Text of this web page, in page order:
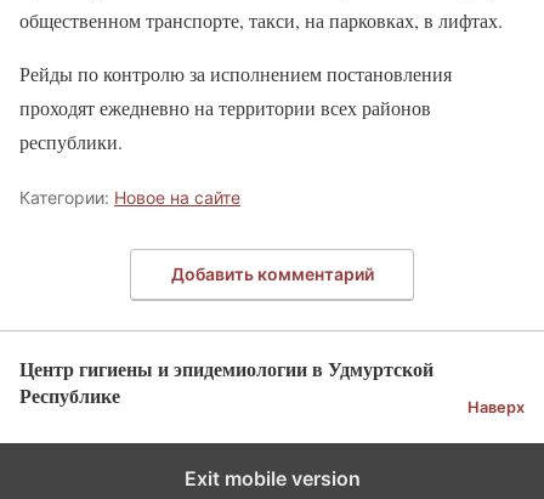
общественном транспорте, такси, на парковках, в лифтах.
Рейды по контролю за исполнением постановления
проходят ежедневно на территории всех районов
республики.
Категории: Новое на сайте
Добавить комментарий
Центр гигиены и эпидемиологии в Удмуртской
Республике
Наверх
Exit mobile version